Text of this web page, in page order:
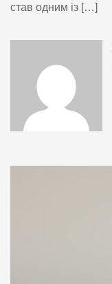
став одним із […]